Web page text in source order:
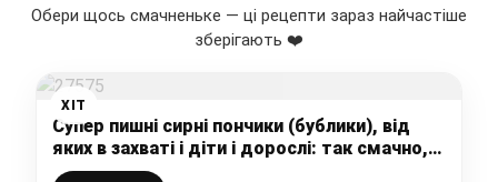
Обери щось смачненьке — ці рецепти зараз найчастіше
зберігають ❤️
ХІТ
Супер пишні сирні пончики (бублики), від
яких в захваті і діти і дорослі: так смачно,
що не встигаю готувати